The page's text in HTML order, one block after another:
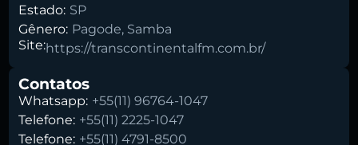
Estado: SP
Gênero: Pagode, Samba
Site:https://transcontinentalfm.com.br/
Contatos
Whatsapp: +55(11) 96764-1047
Telefone: +55(11) 2225-1047
Telefone: +55(11) 4791-8500